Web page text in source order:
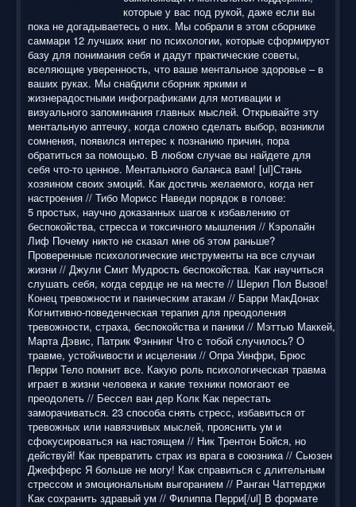
которые у вас под рукой, даже если вы
пока не догадываетесь о них. Мы собрали в этом сборнике
саммари 12 лучших книг по психологии, которые сформируют
базу для понимания себя и дадут практические советы,
вселяющие уверенность, что ваше ментальное здоровье – в
ваших руках. Мы снабдили сборник яркими и
жизнерадостными инфографиками для мотивации и
визуального запоминания главных мыслей. Открывайте эту
ментальную аптечку, когда сложно сделать выбор, возникли
сомнения, появился интерес к познанию причин, пора
обратиться за помощью. В любом случае вы найдете для
себя что‐то ценное. Ментального баланса вам! [ul]Стань
хозяином своих эмоций. Как достичь желаемого, когда нет
настроения // Тибо Морисс Наведи порядок в голове:
5 простых, научно доказанных шагов к избавлению от
беспокойства, стресса и токсичного мышления // Кэролайн
Лиф Почему никто не сказал мне об этом раньше?
Проверенные психологические инструменты на все случаи
жизни // Джули Смит Мудрость беспокойства. Как научиться
слушать себя, когда сердце не на месте // Шерил Пол Вызов!
Конец тревожности и паническим атакам // Барри МакДонах
Когнитивно-поведенческая терапия для преодоления
тревожности, страха, беспокойства и паники // Мэттью Маккей,
Марта Дэвис, Патрик Фэннинг Что с тобой случилось? О
травме, устойчивости и исцелении // Опра Уинфри, Брюс
Перри Тело помнит все. Какую роль психологическая травма
играет в жизни человека и какие техники помогают ее
преодолеть // Бессел ван дер Колк Как перестать
заморачиваться. 23 способа снять стресс, избавиться от
тревожных или навязчивых мыслей, прояснить ум и
сфокусироваться на настоящем // Ник Трентон Бойся, но
действуй! Как превратить страх из врага в союзника // Сьюзен
Джефферс Я больше не могу! Как справиться с длительным
стрессом и эмоциональным выгоранием // Ранган Чаттерджи
Как сохранить здравый ум // Филиппа Перри[/ul] В формате